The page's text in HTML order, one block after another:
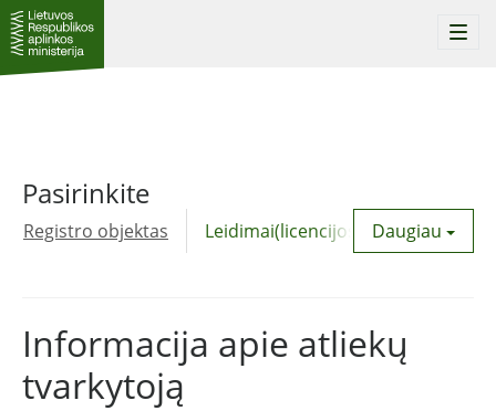
Pasirinkite
Registro objektas Leidimai(licencijos) Daugiau
Informacija apie atliekų
tvarkytoją